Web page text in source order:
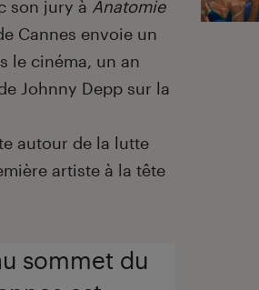
son jury à Anatomie
Cannes envoie un
le cinéma, un an
Johnny Depp sur la
autour de la lutte
artiste à la tête
sommet du